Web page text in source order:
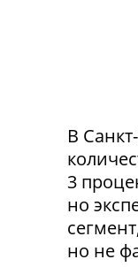
В
3
но
но не